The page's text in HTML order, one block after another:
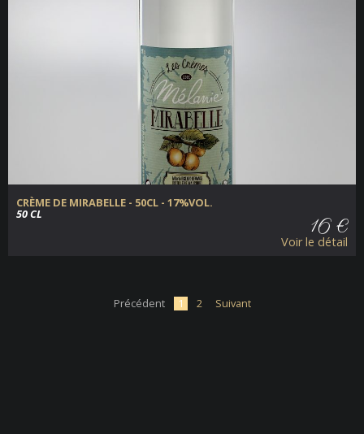
CRÈME DE MIRABELLE - 50CL - 17%VOL.
50 CL
16 €
Voir le détail
Précédent 1 2 Suivant